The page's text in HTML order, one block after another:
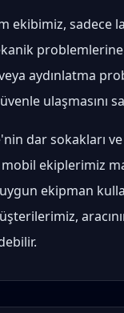
ekibimiz, sadece
veya aydınlatma
ulaşmasını
dar sokakları
ekiplerimiz
uygun ekipman